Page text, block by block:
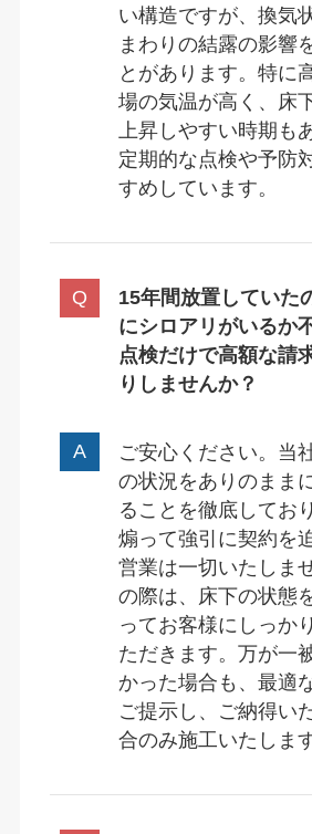
い構造ですが、換気
まわりの結露の影響
とがあります。特に
場の気温が高く、床
上昇しやすい時期も
定期的な点検や予防
すめしています。
15年間放置していた
にシロアリがいるか
点検だけで高額な請
りしませんか？
ご安心ください。当
の状況をありのまま
ることを徹底してお
煽って強引に契約を
営業は一切いたしま
の際は、床下の状態
ってお客様にしっか
ただきます。万が一
かった場合も、最適
ご提示し、ご納得い
合のみ施工いたします